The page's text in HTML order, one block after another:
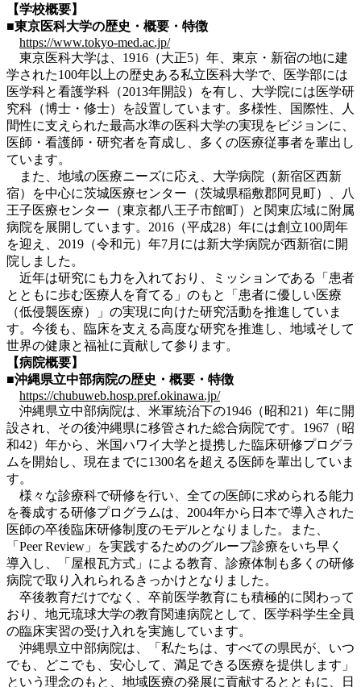
【学校概要】
■東京医科大学の歴史・概要・特徴
https://www.tokyo-med.ac.jp/
東京医科大学は、1916（大正5）年、東京・新宿の地に建
学された100年以上の歴史ある私立医科大学で、医学部には
医学科と看護学科（2013年開設）を有し、大学院には医学研
究科（博士・修士）を設置しています。多様性、国際性、人
間性に支えられた最高水準の医科大学の実現をビジョンに、
医師・看護師・研究者を育成し、多くの医療従事者を輩出し
ています。
また、地域の医療ニーズに応え、大学病院（新宿区西新
宿）を中心に茨城医療センター（茨城県稲敷郡阿見町）、八
王子医療センター（東京都八王子市館町）と関東広域に附属
病院を展開しています。2016（平成28）年には創立100周年
を迎え、2019（令和元）年7月には新大学病院が西新宿に開
院しました。
近年は研究にも力を入れており、ミッションである「患者
とともに歩む医療人を育てる」のもと「患者に優しい医療
（低侵襲医療）」の実現に向けた研究活動を推進していま
す。今後も、臨床を支える高度な研究を推進し、地域そして
世界の健康と福祉に貢献して参ります。
【病院概要】
■沖縄県立中部病院の歴史・概要・特徴
https://chubuweb.hosp.pref.okinawa.jp/
沖縄県立中部病院は、米軍統治下の1946（昭和21）年に開
設され、その後沖縄県に移管された総合病院です。1967（昭
和42）年から、米国ハワイ大学と提携した臨床研修プログラ
ムを開始し、現在までに1300名を超える医師を輩出していま
す。
様々な診療科で研修を行い、全ての医師に求められる能力
を養成する研修プログラムは、2004年から日本で導入された
医師の卒後臨床研修制度のモデルとなりました。また、
「Peer Review」を実践するためのグループ診療をいち早く
導入し、「屋根瓦方式」による教育、診療体制も多くの研修
病院で取り入れられるきっかけとなりました。
卒後教育だけでなく、卒前医学教育にも積極的に関わって
おり、地元琉球大学の教育関連病院として、医学科学生全員
の臨床実習の受け入れを実施しています。
沖縄県立中部病院は、「私たちは、すべての県民が、いつ
でも、どこでも、安心して、満足できる医療を提供します」
という理念のもと、地域医療の発展に貢献するとともに、日